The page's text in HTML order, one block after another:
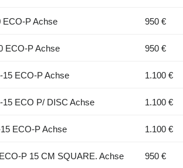
ECO-P Achse 950 €
ECO-P Achse 950 €
15 ECO-P Achse 1.100 €
15 ECO P/ DISC Achse 1.100 €
ECO-P Achse 1.100 €
P 15 CM SQUARE. Achse
950 €